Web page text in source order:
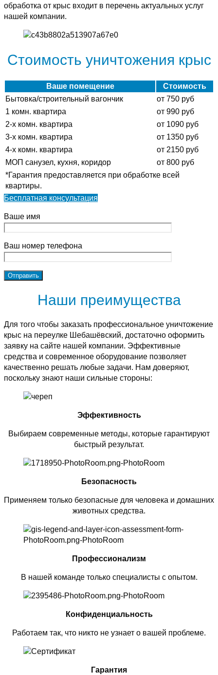
обработка от крыс входит в перечень актуальных услуг
нашей компании.
Стоимость уничтожения крыс
Ваше помещение
Стоимость
Бытовка/строительный вагончик
от 750 руб
1 комн. квартира
от 990 руб
2-х комн. квартира
от 1090 руб
3-х комн. квартира
от 1350 руб
4-х комн. квартира
от 2150 руб
МОП санузел, кухня, коридор
от 800 руб
*Гарантия предоставляется при обработке всей
квартиры.
Бесплатная консультация
Ваше имя
Ваш номер телефона
Наши преимущества
Для того чтобы заказать профессиональное уничтожение
крыс на переулке Шебашёвский, достаточно оформить
заявку на сайте нашей компании. Эффективные
средства и современное оборудование позволяет
качественно решать любые задачи. Нам доверяют,
поскольку знают наши сильные стороны:
Эффективность
Выбираем современные методы, которые гарантируют
быстрый результат.
Безопасность
Применяем только безопасные для человека и домашних
животных средства.
Профессионализм
В нашей команде только специалисты с опытом.
Конфиденциальность
Работаем так, что никто не узнает о вашей проблеме.
Гарантия